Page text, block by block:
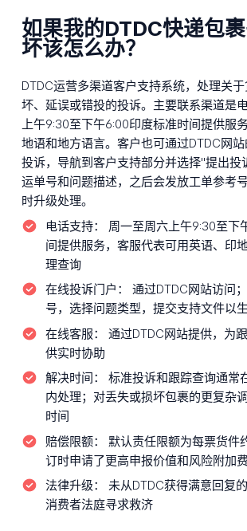
如果我的DTDC快递包
坏该怎么办？
DTDC运营多渠道客户支持系统，处理关
坏、延误或错投的投诉。主要联系渠道是
上午9:30至下午6:00印度标准时间提供服
地语和地方语言。客户也可通过DTDC网
投诉，导航到客户支持部分并选择"提出投
运单号和问题描述，之后会发放工单参考
时升级处理。
电话支持：
周一至周六上午9:30至下
间提供服务，客服代表可用英语、印
理查询
在线投诉门户：
通过DTDC网站访问
号，选择问题类型，提交支持文件以
在线客服：
通过DTDC网站提供，为
供实时协助
解决时间：
标准投诉和跟踪查询通常
内处理；对丢失或损坏包裹的更复杂
时间
赔偿限额：
默认责任限额为每票货件
订时申请了更高申报价值和风险附加费
法律升级：
未从DTDC获得满意回复
消费者法庭寻求救济